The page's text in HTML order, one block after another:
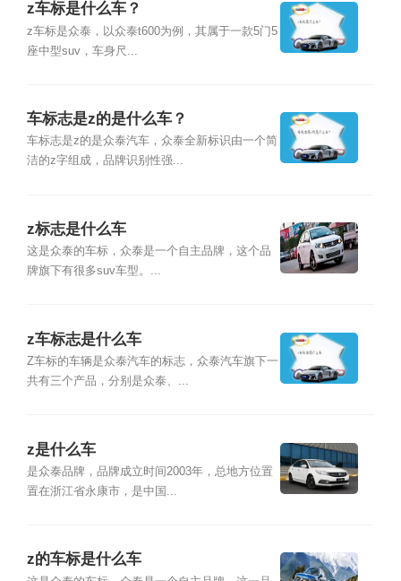
z车标是什么车？
z车标是众泰，以众泰t600为例，其属于一款5门5
座中型suv，车身尺...
车标志是z的是什么车？
车标志是z的是众泰汽车，众泰全新标识由一个简
洁的z字组成，品牌识别性强...
z标志是什么车
这是众泰的车标，众泰是一个自主品牌，这个品
牌旗下有很多suv车型。...
z车标志是什么车
Z车标的车辆是众泰汽车的标志，众泰汽车旗下一
共有三个产品，分别是众泰、...
z是什么车
是众泰品牌，品牌成立时间2003年，总地方位置
置在浙江省永康市，是中国...
z的车标是什么车